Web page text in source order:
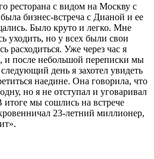
ресторана с видом на Москву с
бизнес-встреча с Дианой и ее
Было круто и легко. Мне
уходить, но у всех были свои
расходиться. Уже через час я
и после небольшой переписки мы
день я захотел увидеть
наедине. Она говорила, что
но я не отступал и уговаривал
итоге мы сошлись на встрече
23-летний миллионер,